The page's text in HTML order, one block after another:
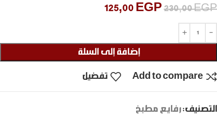
230,00EGP
125,00 EGP
إضافة إلى السلة
Add to compare تفضيل
التصنيف:رفايع مطبخ